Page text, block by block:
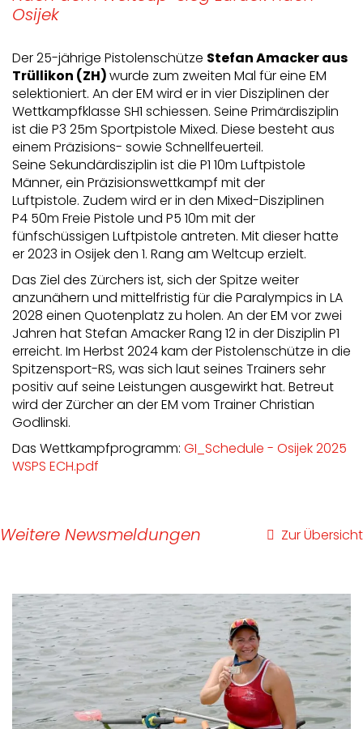
Osijek
Der 25-jährige Pistolenschütze Stefan Amacker aus
Trüllikon (ZH) wurde zum zweiten Mal für eine EM
selektioniert. An der EM wird er in vier Disziplinen der
Wettkampfklasse SH1 schiessen. Seine Primärdisziplin
ist die P3 25m Sportpistole Mixed. Diese besteht aus
einem Präzisions- sowie Schnellfeuerteil.
Seine Sekundärdisziplin ist die P1 10m Luftpistole
Männer, ein Präzisionswettkampf mit der
Luftpistole. Zudem wird er in den Mixed-Disziplinen
P4 50m Freie Pistole und P5 10m mit der
fünfschüssigen Luftpistole antreten. Mit dieser hatte
er 2023 in Osijek den 1. Rang am Weltcup erzielt.
Das Ziel des Zürchers ist, sich der Spitze weiter
anzunähern und mittelfristig für die Paralympics in LA
2028 einen Quotenplatz zu holen. An der EM vor zwei
Jahren hat Stefan Amacker Rang 12 in der Disziplin P1
erreicht. Im Herbst 2024 kam der Pistolenschütze in die
Spitzensport-RS, was sich laut seines Trainers sehr
positiv auf seine Leistungen ausgewirkt hat. Betreut
wird der Zürcher an der EM vom Trainer Christian
Godlinski.
Das Wettkampfprogramm: GI_Schedule - Osijek 2025
WSPS ECH.pdf
Zur Übersicht
Weitere Newsmeldungen